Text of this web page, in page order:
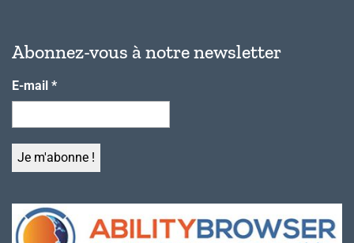
Abonnez-vous à notre newsletter
E-mail *